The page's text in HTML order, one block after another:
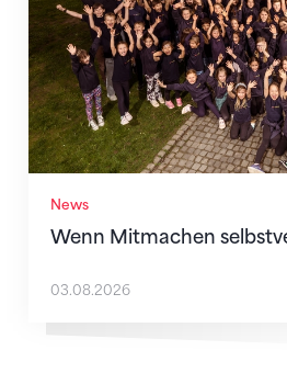
News
Wenn Mitmachen
03.08.2026